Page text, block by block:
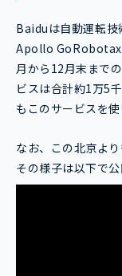
Baiduは自動運転技
Apollo
月から12月末まで
ビスは合計約1万5
もこのサービスを
なお、この北京よ
その様子は以下で公